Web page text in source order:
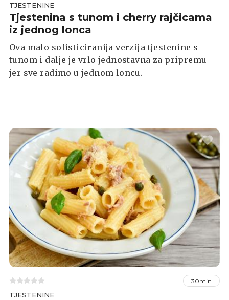
TJESTENINE
Tjestenina s tunom i cherry rajčicama
iz jednog lonca
Ova malo sofisticiranija verzija tjestenine s
tunom i dalje je vrlo jednostavna za pripremu
jer sve radimo u jednom loncu.
30min
TJESTENINE